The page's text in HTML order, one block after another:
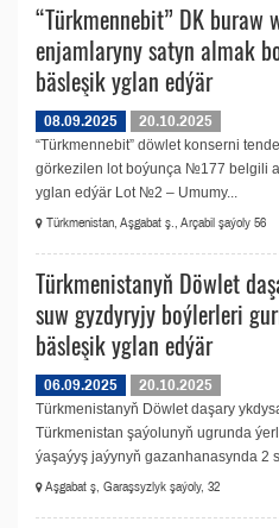
“Türkmennebit” DK buraw
enjamlaryny satyn almak
bäsleşik yglan edýär
08.09.2025
20.10.2025
“Türkmennebit” döwlet konserni
görkezilen lot boýunça №177 belgili
yglan edýär Lot №2 – Umumy...
Türkmenistan, Aşgabat ş., Arçabil şaýoly 56
Türkmenistanyň Döwlet
suw gyzdyryjy boýlerleri
bäsleşik yglan edýär
06.09.2025
20.10.2025
Türkmenistanyň Döwlet daşary
Türkmenistan şaýolunyň ugrunda
ýaşaýyş jaýynyň gazanhanasynda 2
Aşgabat ş, Garaşsyzlyk şaýoly, 32